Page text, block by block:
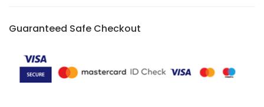
Guaranteed Safe Checkout